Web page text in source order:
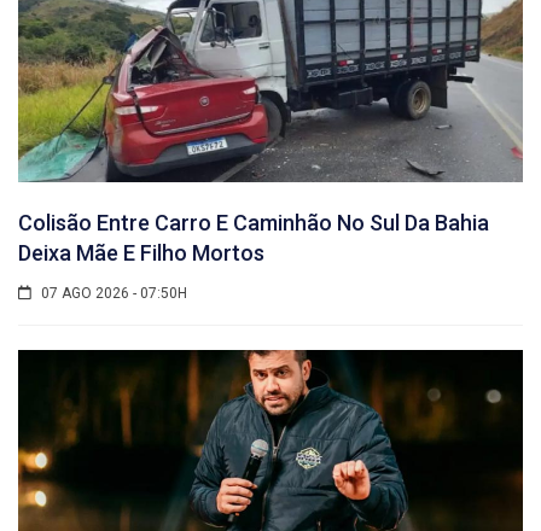
Colisão Entre Carro E Caminhão No Sul Da Bahia
Deixa Mãe E Filho Mortos
07 AGO 2026 - 07:50H